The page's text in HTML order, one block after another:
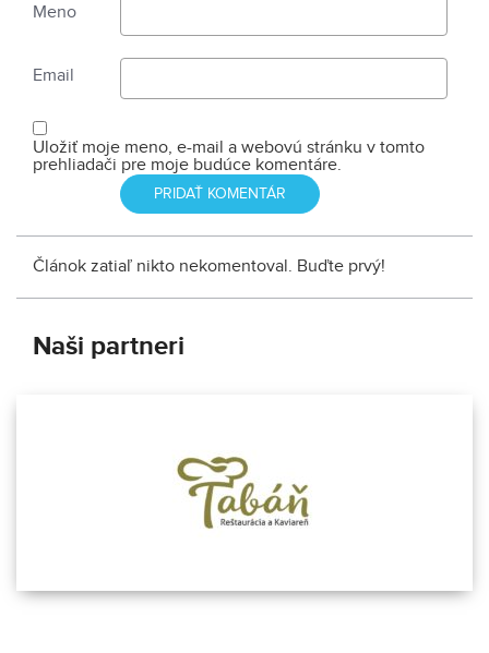
Meno
Email
Uložiť moje meno, e-mail a webovú stránku v tomto
prehliadači pre moje budúce komentáre.
Článok zatiaľ nikto nekomentoval. Buďte prvý!
Naši partneri